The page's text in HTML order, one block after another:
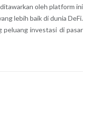
oleh platform ini
lebih baik di dunia DeFi.
investasi di pasar